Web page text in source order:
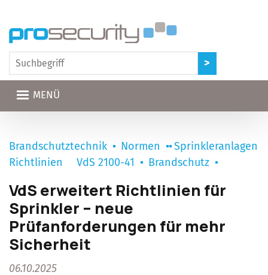
MENÜ
Brandschutztechnik Normen
Sprinkleranlagen
Richtlinien
VdS 2100-41 Brandschutz
VdS erweitert Richtlinien für
Sprinkler – neue
Prüfanforderungen für mehr
Sicherheit
06.10.2025